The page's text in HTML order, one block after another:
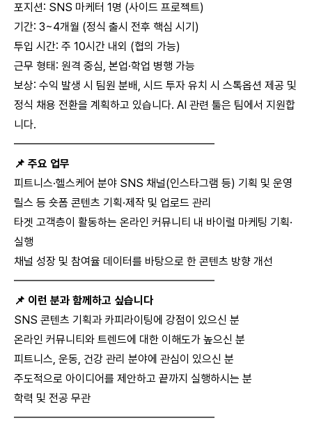
포지션: SNS 마케터 1명 (사이드 프로젝트)
기간: 3~4개월 (정식 출시 전후 핵심 시기)
투입 시간: 주 10시간 내외 (협의 가능)
근무 형태: 원격 중심, 본업·학업 병행 가능
보상: 수익 발생 시 팀원 분배, 시드 투자 유치 시 스톡옵션 제공 및
정식 채용 전환을 계획하고 있습니다. AI 관련 툴은 팀에서 지원합
니다.
━━━━━━━━━━━━━━━━━━
📌 주요 업무
피트니스·헬스케어 분야 SNS 채널(인스타그램 등) 기획 및 운영
릴스 등 숏폼 콘텐츠 기획·제작 및 업로드 관리
타겟 고객층이 활동하는 온라인 커뮤니티 내 바이럴 마케팅 기획·
실행
채널 성장 및 참여율 데이터를 바탕으로 한 콘텐츠 방향 개선
━━━━━━━━━━━━━━━━━━
📌 이런 분과 함께하고 싶습니다
SNS 콘텐츠 기획과 카피라이팅에 강점이 있으신 분
온라인 커뮤니티와 트렌드에 대한 이해도가 높으신 분
피트니스, 운동, 건강 관리 분야에 관심이 있으신 분
주도적으로 아이디어를 제안하고 끝까지 실행하시는 분
학력 및 전공 무관
━━━━━━━━━━━━━━━━━━